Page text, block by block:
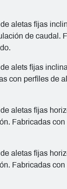
aletas fijas
de caudal.
alets fijas
con perfiles de
aletas fijas
Fabricadas
aletas fijas
Fabricadas